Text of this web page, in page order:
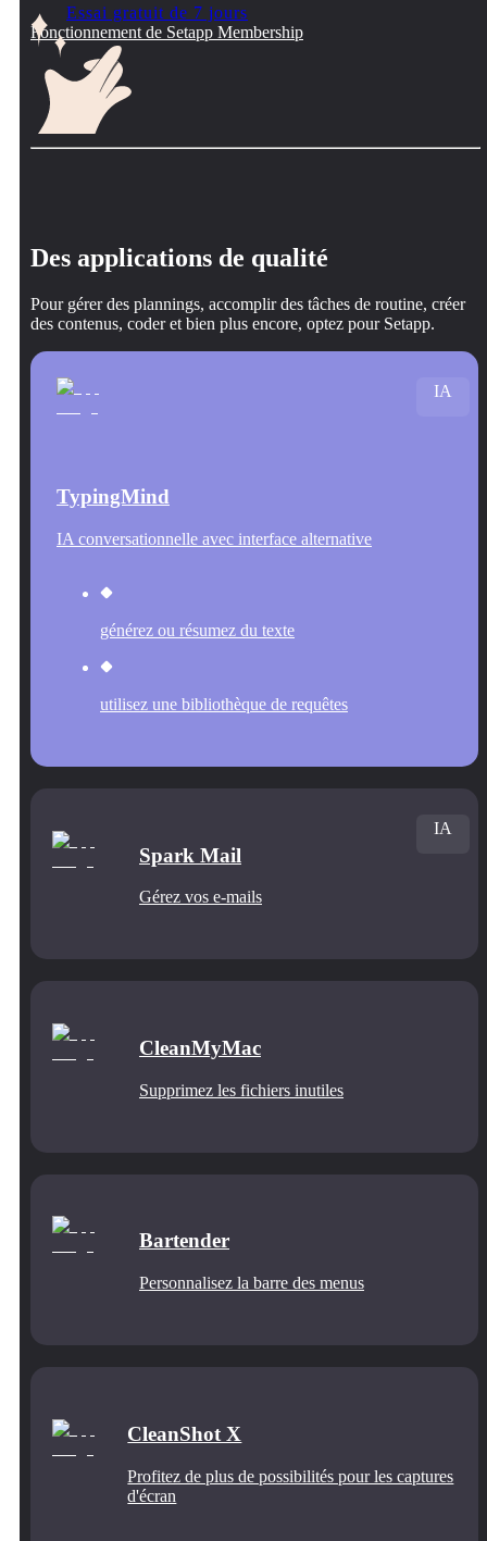
Essai gratuit de 7 jours
Fonctionnement de Setapp Membership
Des applications de qualité
Pour gérer des plannings, accomplir des tâches de routine, créer
des contenus, coder et bien plus encore, optez pour Setapp.
TypingMind
IA conversationnelle avec interface alternative
générez ou résumez du texte
utilisez une bibliothèque de requêtes
IA
Spark Mail
Gérez vos e-mails
IA
CleanMyMac
Supprimez les fichiers inutiles
Bartender
Personnalisez la barre des menus
CleanShot X
Profitez de plus de possibilités pour les captures
d'écran